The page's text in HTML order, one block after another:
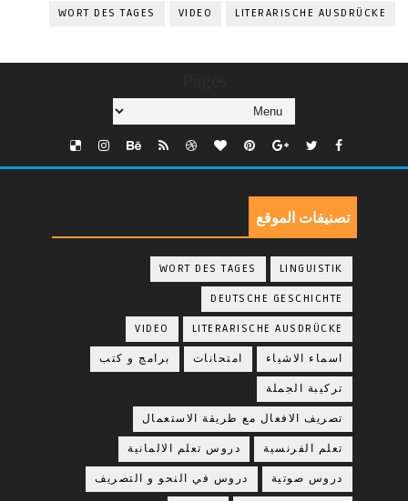
LITERARISCHE AUSDRÜCKE
VIDEO
WORT DES TAGES
تصنيفات الموقع
LINGUISTIK
WORT DES TAGES
DEUTSCHE GESCHICHTE
LITERARISCHE AUSDRÜCKE
VIDEO
اسماء الاشياء امتحانات برامج و كتب
تركيبة الجملة
تصريف الافعال مع طريقة الاستعمال
تعلم الفرنسية دروس تعلم الالمانية
دروس صوتية دروس في النحو و التصريف